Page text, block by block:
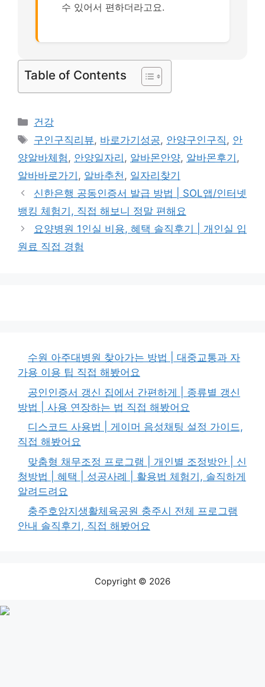
수 있어서 편하더라고요.
Table of Contents
카
테
리
건강
태
그
구인구직리뷰, 바로가기성공, 안양구인구직, 안
양알바체험, 안양일자리 , 알바몬안양, 알바몬후기 ,
알바바로가기 , 알바추천, 일자리찾기
신한은행 공동인증서 발급 방법 | SOL앱/인터넷
뱅킹 체험기, 직접 해보니 정말 편해요
요양병원 1인실 비용, 혜택 솔직후기 | 개인실 입
원료 직접 경험
수원 아주대병원 찾아가는 방법 | 대중교통과 자
가용 이용 팁 직접 해봤어요
공인인증서 갱신 집에서 간편하게 | 종류별 갱신
방법 | 사용 연장하는 법 직접 해봤어요
디스코드 사용법 | 게이머 음성채팅 설정 가이드,
직접 해봤어요
맞춤형 채무조정 프로그램 | 개인별 조정방안 | 신
청방법 | 혜택 | 성공사례 | 활용법 체험기, 솔직하게
알려드려요
충주호암지생활체육공원 충주시 전체 프로그램
안내 솔직후기, 직접 해봤어요
Copyright © 2026